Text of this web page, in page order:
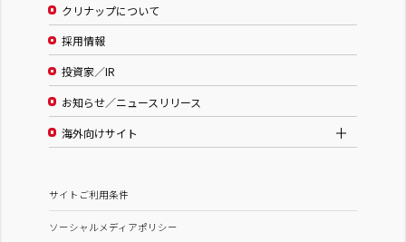
クリナップについて
採用情報
投資家／IR
お知らせ／ニュースリリース
海外向けサイト
サイトご利用条件
ソーシャルメディアポリシー